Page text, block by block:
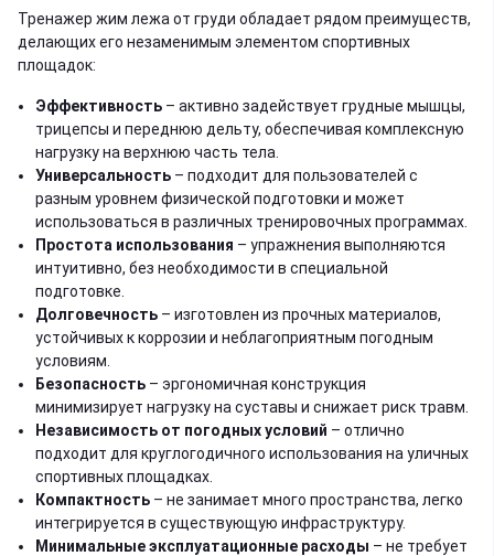
Тренажер жим лежа от груди обладает рядом преимуществ,
делающих его незаменимым элементом спортивных
площадок:
Эффективность – активно задействует грудные мышцы,
трицепсы и переднюю дельту, обеспечивая комплексную
нагрузку на верхнюю часть тела.
Универсальность – подходит для пользователей с
разным уровнем физической подготовки и может
использоваться в различных тренировочных программах.
Простота использования – упражнения выполняются
интуитивно, без необходимости в специальной
подготовке.
Долговечность – изготовлен из прочных материалов,
устойчивых к коррозии и неблагоприятным погодным
условиям.
Безопасность – эргономичная конструкция
минимизирует нагрузку на суставы и снижает риск травм.
Независимость от погодных условий – отлично
подходит для круглогодичного использования на уличных
спортивных площадках.
Компактность – не занимает много пространства, легко
интегрируется в существующую инфраструктуру.
Минимальные эксплуатационные расходы – не требует